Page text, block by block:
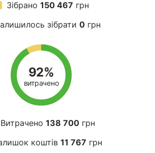
Зібрано 150 467 грн
зібрати 0грн
92%
витрачено
Витрачено 138 700грн
коштів 11 767 грн